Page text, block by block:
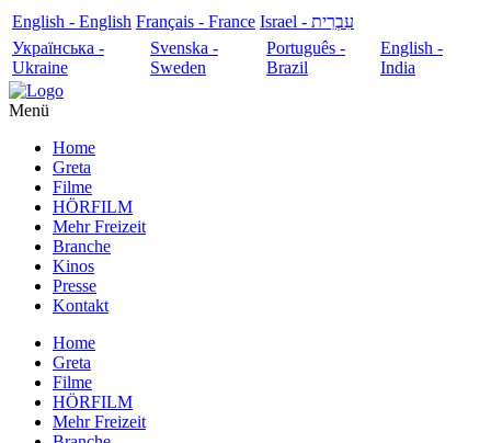
English - English Français - France
עִבְרִית - Israel
Українська -
Ukraine
Svenska -
Sweden
Português -
Brazil
English -
India
Menü
Home
Greta
Filme
HÖRFILM
Mehr Freizeit
Branche
Kinos
Presse
Kontakt
Home
Greta
Filme
HÖRFILM
Mehr Freizeit